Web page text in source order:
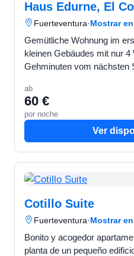
Haus Edurne, El
Fuerteventura·Mostrar
Gemütliche Wohnung im
kleinen Gebäudes mit nur 4
Gehminuten vom nächsten
entfernt. Ideal fü…
ab
60 €
por noche
Ver
Cotillo Suite
Fuerteventura·Mostrar
Bonito y acogedor
planta de un pequeño